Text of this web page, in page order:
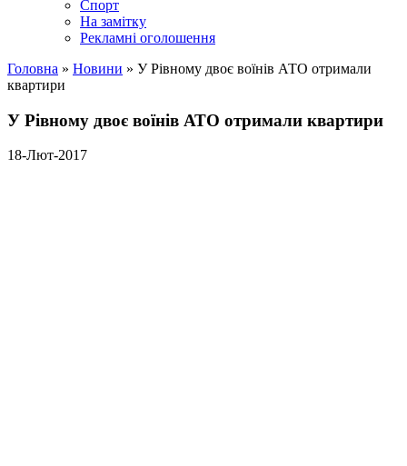
Спорт
На замітку
Рекламні оголошення
Головна » Новини » У Рівному двоє воїнів АТО отримали
квартири
У Рівному двоє воїнів АТО отримали квартири
18-Лют-2017